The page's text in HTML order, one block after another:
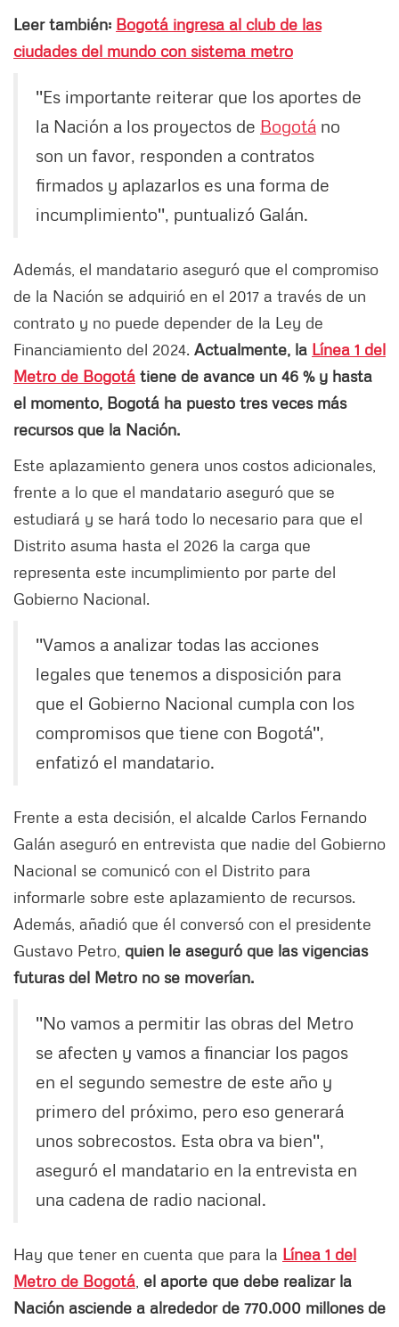
Leer también: Bogotá ingresa al club de las
ciudades del mundo con sistema metro
''Es importante reiterar que los aportes de
la Nación a los proyectos de Bogotá no
son un favor, responden a contratos
firmados y aplazarlos es una forma de
incumplimiento'', puntualizó Galán.
Además, el mandatario aseguró que el compromiso
de la Nación se adquirió en el 2017 a través de un
contrato y no puede depender de la Ley de
Financiamiento del 2024. Actualmente, la Línea 1 del
Metro de Bogotá tiene de avance un 46 % y hasta
el momento, Bogotá ha puesto tres veces más
recursos que la Nación.
Este aplazamiento genera unos costos adicionales,
frente a lo que el mandatario aseguró que se
estudiará y se hará todo lo necesario para que el
Distrito asuma hasta el 2026 la carga que
representa este incumplimiento por parte del
Gobierno Nacional.
''Vamos a analizar todas las acciones
legales que tenemos a disposición para
que el Gobierno Nacional cumpla con los
compromisos que tiene con Bogotá'',
enfatizó el mandatario.
Frente a esta decisión, el alcalde Carlos Fernando
Galán aseguró en entrevista que nadie del Gobierno
Nacional se comunicó con el Distrito para
informarle sobre este aplazamiento de recursos.
Además, añadió que él conversó con el presidente
Gustavo Petro, quien le aseguró que las vigencias
futuras del Metro no se moverían.
''No vamos a permitir las obras del Metro
se afecten y vamos a financiar los pagos
en el segundo semestre de este año y
primero del próximo, pero eso generará
unos sobrecostos. Esta obra va bien'',
aseguró el mandatario en la entrevista en
una cadena de radio nacional.
Hay que tener en cuenta que para la Línea 1 del
Metro de Bogotá el aporte que debe realizar la
Nación asciende a alrededor de 770.000 millones de